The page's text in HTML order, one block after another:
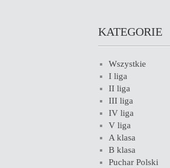
KATEGORIE
Wszystkie
I liga
II liga
III liga
IV liga
V liga
A klasa
B klasa
Puchar Polski